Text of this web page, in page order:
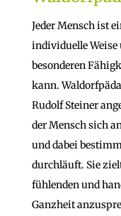
Jeder Mensch ist
individuelle
besonderen
kann.
Rudolf Steiner
der Mensch sich
und dabei
durchläuft. Sie
fühlenden und
Ganzheit